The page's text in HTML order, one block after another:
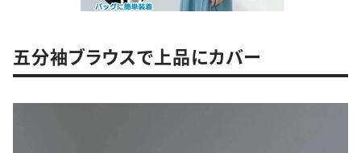
五分袖ブラウスで上品にカバー